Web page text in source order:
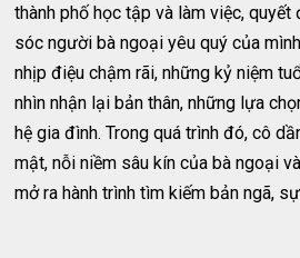
thành phố học tập và làm việc,
sóc người bà ngoại yêu quý của
nhịp điệu chậm rãi, những kỷ niệm
nhìn nhận lại bản thân, những lựa
hệ gia đình. Trong quá trình đó, cô
mật, nỗi niềm sâu kín của bà ngoại
mở ra hành trình tìm kiếm bản ngã,